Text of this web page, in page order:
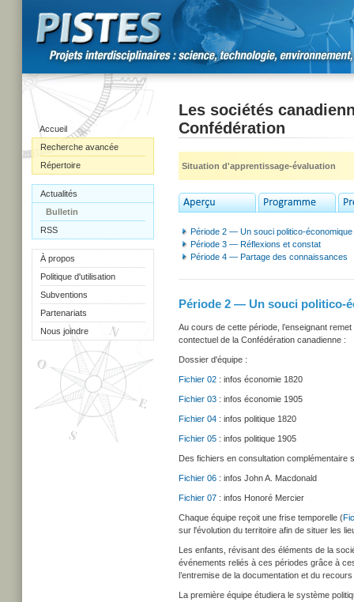
Accueil
Recherche avancée
Répertoire
Actualités
Bulletin
RSS
À propos
Politique d'utilisation
Subventions
Partenariats
Nous joindre
Les sociétés
Confédération
Situation d'apprentissage-évaluation
Période 2 — Un souci politico-économique
Période 3 — Réflexions et constat
Période 4 — Partage des connaissances
Période 2 — Un souci politico-
Au cours de cette période, l’enseignant
contectuel de la Confédération canadienne :
Dossier d'équipe :
Fichier 02 : infos économie 1820
Fichier 03 : infos économie 1905
Fichier 04 : infos politique 1820
Fichier 05 : infos politique 1905
Des fichiers en consultation complémentaire
Fichier 06 : infos John A. Macdonald
Fichier 07 : infos Honoré Mercier
Chaque équipe reçoit une frise temporelle (
sur l'évolution du territoire afin de situer les
Les enfants, révisant des éléments de la
événements reliés à ces périodes grâce à
l’entremise de la documentation et du
La première équipe étudiera le système